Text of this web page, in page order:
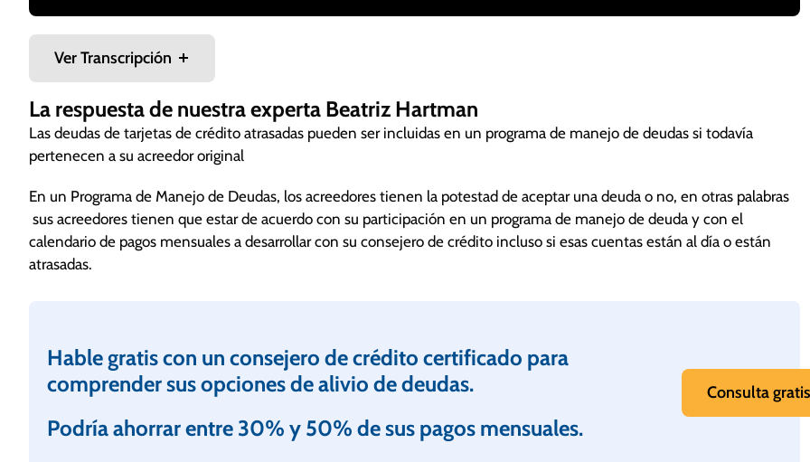
Ver Transcripción
¿Puedo participar en un programa de manejo de deudas si estoy atrasado?
Generalmente, un programa de manejo de deuda ayuda a aquellas personas que tengan deuda de tarjetas
de crédito que aun están activas, es decir, que continúan pagando mes a mes. Sin embargo, hay
excepciones a la regla.
La típica regla general es que si sus deudas de tarjetas de crédito no están activas, pero tampoco son más
viejas de seis meses sin haberlas dejado de pagar, usted tal vez todavía está a tiempo para que un programa
La respuesta de nuestra experta Beatriz Hartman
Las deudas de tarjetas de crédito atrasadas pueden ser incluidas en un programa de manejo de deudas si todavía
pertenecen a su acreedor original
En un Programa de Manejo de Deudas, los acreedores tienen la potestad de aceptar una deuda o no, en otras palabras
sus acreedores tienen que estar de acuerdo con su participación en un programa de manejo de deuda y con el
calendario de pagos mensuales a desarrollar con su consejero de crédito incluso si esas cuentas están al día o están
atrasadas.
Hable gratis con un consejero de crédito certificado para
comprender sus opciones de alivio de deudas.
Podría ahorrar entre 30% y 50% de sus pagos mensuales.
Consulta